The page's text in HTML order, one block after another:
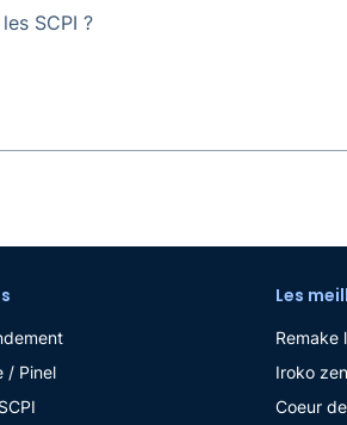
SCPI ?
/ Pinel
Les
Remake
Iroko zen
Coeur